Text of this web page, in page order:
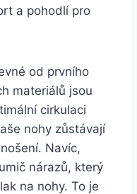
a pohodlí pro
⁤od prvního⁤
materiálů ‌jsou
cirkulaci
nohy zůstávají
Navíc,⁣
nárazů, který
na nohy. ‌To ⁢je